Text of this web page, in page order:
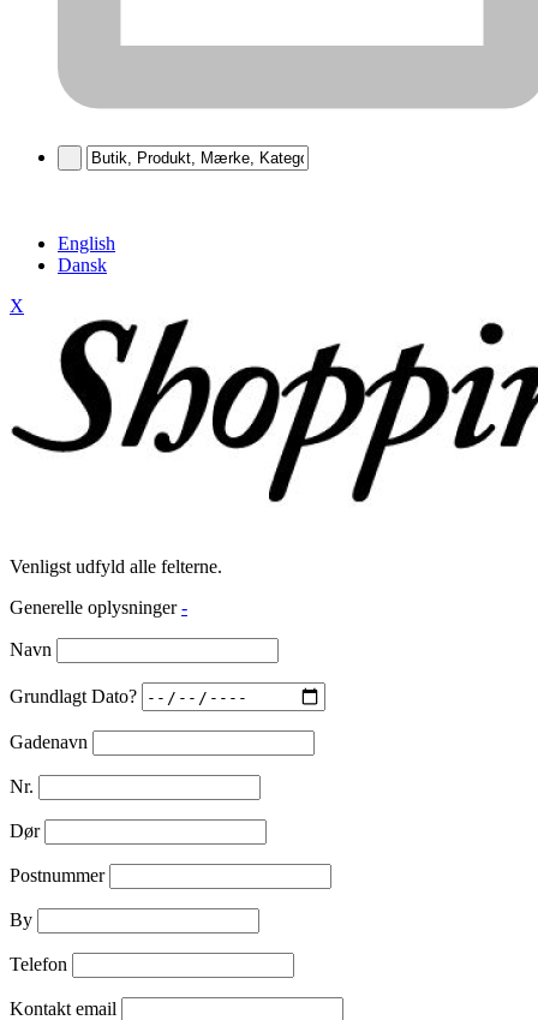
English
Dansk
X
Venligst udfyld alle felterne.
Generelle oplysninger -
Navn
Grundlagt Dato?
Gadenavn
Nr.
Dør
Postnummer
By
Telefon
Kontakt email